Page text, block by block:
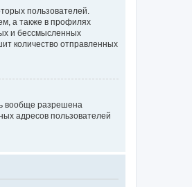
пользователей.
а также в профилях
и бессмысленных
количество отправленных
вообще разрешена
адресов пользователей